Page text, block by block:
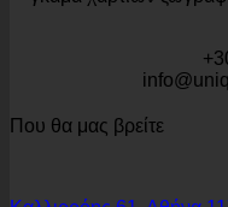
Που θα μας βρείτε